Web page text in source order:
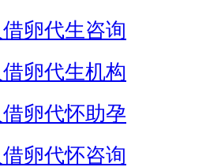
卵代生咨询
卵代生机构
卵代怀助孕
卵代怀咨询